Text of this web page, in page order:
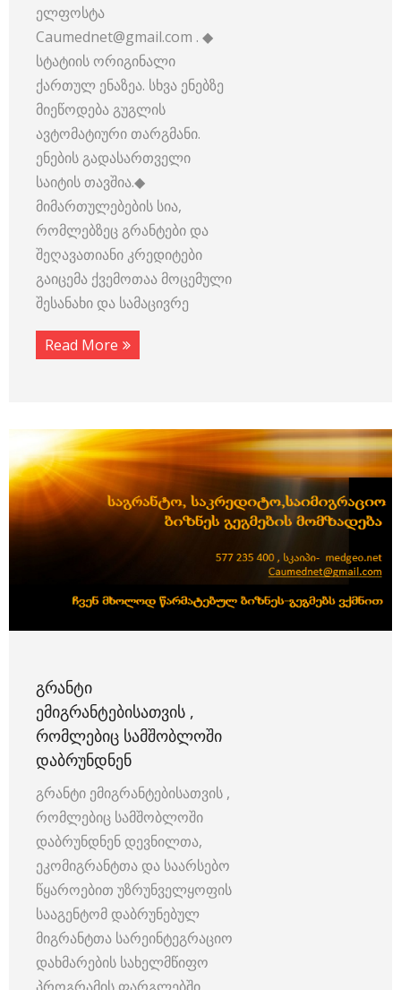
ელფოსტა
Caumednet@gmail.com . ◆
სტატიის ორიგინალი
ქართულ ენაზეა. სხვა ენებზე
მიეწოდება გუგლის
ავტომატიური თარგმანი.
ენების გადასართველი
საიტის თავშია.◆
მიმართულებების სია,
რომლებზეც გრანტები და
შეღავათიანი კრედიტები
გაიცემა ქვემოთაა მოცემული
შესანახი და სამაცივრე
Read More
ᲒᲠᲐᲜᲢᲘ
ᲔᲛᲘᲒᲠᲐᲜᲢᲔᲑᲘᲡᲐᲗᲕᲘᲡ ,
ᲠᲝᲛᲚᲔᲑᲘᲪ ᲡᲐᲛᲨᲝᲑᲚᲝᲨᲘ
ᲓᲐᲑᲠᲣᲜᲓᲜᲔᲜ
გრანტი ემიგრანტებისათვის ,
რომლებიც სამშობლოში
დაბრუნდნენ დევნილთა,
ეკომიგრანტთა და საარსებო
წყაროებით უზრუნველყოფის
სააგენტომ დაბრუნებულ
მიგრანტთა სარეინტეგრაციო
დახმარების სახელმწიფო